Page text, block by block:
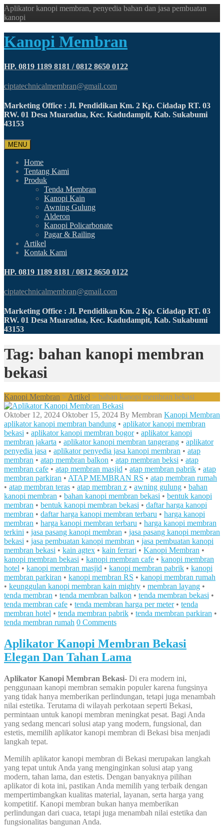
Aplikator kanopi membran, penyedia bahan dan jasa pembuatan
kanopi
Kanopi Membran
HP. 0819 1189 8181 / 0812 8650 0122
ciptatechnicalmembran@gmail.com
Marketing Office : Jl. Pendidikan Km. 2 Kp. Cidadap RT. 03
RW. 01 Desa Muaradua, Kec. Kadudampit, Kab. Sukabumi
43153
MENU
Home
Tentang Kami
Produk
Tenda Membran
Kanopi Kain
Awning Gulung
Alderon
Kanopi Policarbonate
Pagar & Railing
Artikel
Kontak Kami
HP. 0819 1189 8181 / 0812 8650 0122
ciptatechnicalmembran@gmail.com
Marketing Office : Jl. Pendidikan Km. 2 Kp. Cidadap RT. 03
RW. 01 Desa Muaradua, Kec. Kadudampit, Kab. Sukabumi
43153
Tag: bahan kanopi membran
bekasi
Kanopi Membran > Artikel > bahan kanopi membran bekasi
Oktober 12, 2024 Oktober 15, 2024 By Membran Kanopi Membran
aplikator kanopi membran bandung • aplikator kanopi membran
bekasi • aplikator kanopi membran bogor• aplikator kanopi
membran jakarta • aplikator kanopi membran tangerang • aplikator
penyedia jasa • aplikator penyedia jasa kanopi membran • atap
membran • atap membran balkon • atap membran beksi • atap
membran cafe • atap membran masjid • atap membran pabrik • atap
membran parkiran • ATAP MEMBRAN RS • atap membran rumah
• atap membran teras • atap membran z • awning gulung • bahan
kanopi membran • bahan kanopi membran bekasi • bentuk kanopi
membran • bentuk kanopi membran bekasi • daftar harga kanopi
membran • daftar harga kanopi membran terbaru • harga kanopi
membran • harga kanopi membran terbaru • harga kanopi membran
terkini • jasa pasang kanopi membran • jasa pasang kanopi membran
bekasi • jasa pembuatan kanopi membran • jasa pembuatan kanopi
membran bekasi • kain agtex • kain ferrari • Kanopi Membran •
kanopi membran bekasi • kanopi membran cafe • kanopi membran
hotel • kanopi membran masjid • kanopi membran pabrik • kanopi
membran parkiran • kanopi membran RS • kanopi membran rumah
• keunggulan kanopi membran kain mighty • membran layang •
tenda membran • tenda membran balkon • tenda membran bekasi •
tenda membran cafe • tenda membran harga per meter• tenda
membran hotel • tenda membran pabrik • tenda membran parkiran •
tenda membran rumah 0 Comments
Aplikator Kanopi Membran Bekasi
Elegan Dan Tahan Lama
Aplikator Kanopi Membran Bekasi- Di era modern ini,
penggunaan kanopi membran semakin populer karena fungsinya
yang tidak hanya memberikan perlindungan, tetapi juga menambah
nilai estetika. Terutama di wilayah perkotaan seperti Bekasi,
permintaan untuk kanopi membran meningkat pesat. Bagi Anda
yang sedang mencari solusi atap yang modern, fungsional, dan
estetis, memilih aplikator kanopi membran di Bekasi bisa menjadi
langkah tepat.
Memilih aplikator kanopi membran di Bekasi merupakan langkah
yang tepat untuk Anda yang menginginkan solusi atap yang
modern, tahan lama, dan estetis. Dengan banyaknya pilihan
aplikator di kota ini, pastikan Anda memilih yang terbaik dengan
mempertimbangkan kualitas material, layanan, serta harga yang
kompetitif. Kanopi membran bukan hanya memberikan
perlindungan dari cuaca, tetapi juga menambah nilai estetika dan
fungsionalitas bangunan Anda.